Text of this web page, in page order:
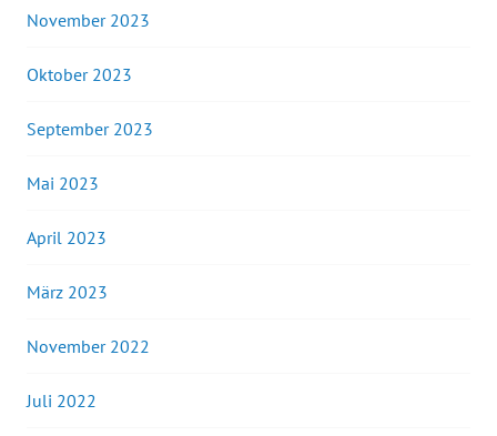
November 2023
Oktober 2023
September 2023
Mai 2023
April 2023
März 2023
November 2022
Juli 2022